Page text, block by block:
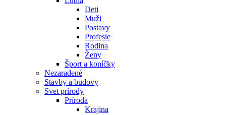
Deti
Muži
Postavy
Profesie
Rodina
Ženy
Šport a koníčky
Nezaradené
Stavby a budovy
Svet prírody
Príroda
Krajina